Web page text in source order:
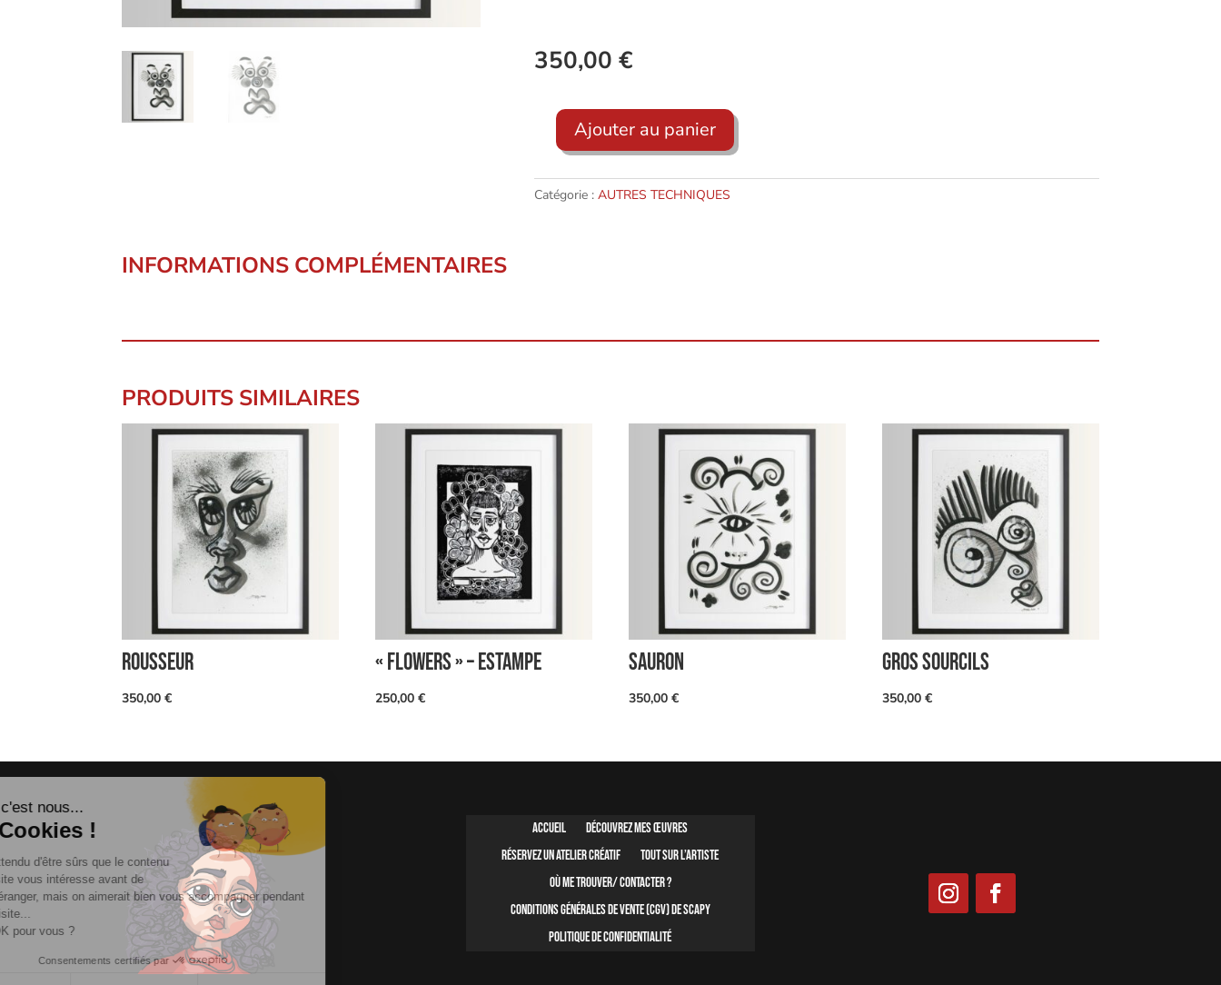
350,00€
quantité
CLOWN
Ajouter au panier
Catégorie :AUTRES TECHNIQUES
INFORMATIONS COMPLÉMENTAIRES
PRODUITS SIMILAIRES
ROUSSEUR
350,00€
« FLOWERS » – ESTAMPE
250,00€
SAURON
350,00€
GROS SOURCILS
350,00€
Accueil
Découvrez mes œuvres
Réservez un atelier créatif
Tout sur l’artiste
Où me trouver/ contacter ?
Conditions Générales de Vente (CGV) de SCAPY
Politique de confidentialité
Salut c'est nous...
les Cookies !
On a attendu d'être sûrs que le contenu
de ce site vous intéresse avant de
vous déranger, mais on aimerait bien vous accompagner pendant
C'est OK pour vous ?
Consentements certifiés par